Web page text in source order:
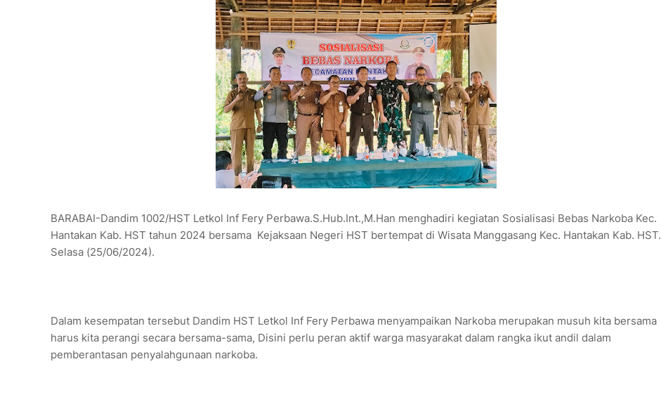
BARABAI-Dandim 1002/HST Letkol Inf Fery Perbawa.S.Hub.Int.,M.Han menghadiri kegiatan Sosialisasi Bebas Narkoba Kec.
Hantakan Kab. HST tahun 2024 bersama Kejaksaan Negeri HST bertempat di Wisata Manggasang Kec. Hantakan Kab. HST.
Selasa (25/06/2024).
Dalam kesempatan tersebut Dandim HST Letkol Inf Fery Perbawa menyampaikan Narkoba merupakan musuh kita bersama
harus kita perangi secara bersama-sama, Disini perlu peran aktif warga masyarakat dalam rangka ikut andil dalam
pemberantasan penyalahgunaan narkoba.